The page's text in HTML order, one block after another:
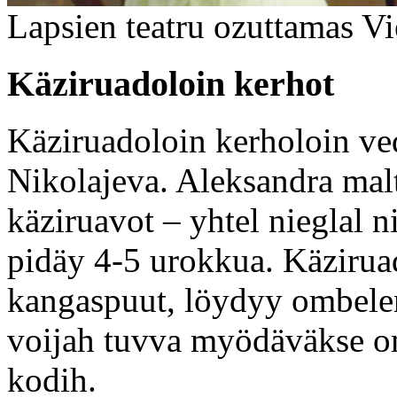
Lapsien teatru ozuttamas
Käziruadoloin kerhot
Käziruadoloin kerholoin
Nikolajeva. Aleksandra
käziruavot – yhtel nieglal
pidäy 4-5 urokkua.
kangaspuut, löydyy
voijah tuvva myödäväkse
kodih.